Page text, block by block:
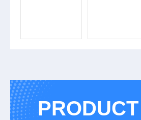
PRODUCT